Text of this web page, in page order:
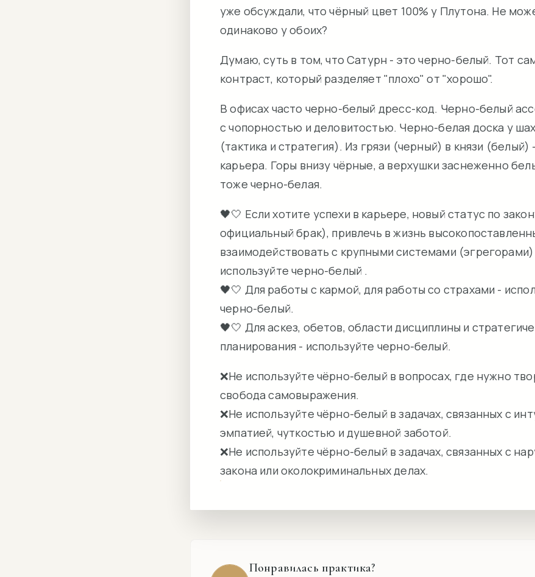
уже обсуждали, что чёрный цвет 100% у Плутона. Не
одинаково у обоих?
Думаю, суть в том, что Сатурн - это черно-белый. Тот
контраст, который разделяет "плохо" от "хорошо".
В офисах часто черно-белый дресс-код. Черно-белый
с чопорностью и деловитостью. Черно-белая доска у
(тактика и стратегия). Из грязи (черный) в князи (белый)
карьера. Горы внизу чёрные, а верхушки заснеженно
тоже черно-белая.
🖤🤍 Если хотите успехи в карьере, новый статус по
официальный брак), привлечь в жизнь
взаимодействовать с крупными системами
используйте черно-белый .
🖤🤍 Для работы с кармой, для работы со страхами -
черно-белый.
🖤🤍 Для аскез, обетов, области дисциплины и
планирования - используйте черно-белый.
❌️Не используйте чёрно-белый в вопросах, где нужно
свобода самовыражения.
❌️Не используйте чёрно-белый в задачах, связанных с
эмпатией, чуткостью и душевной заботой.
❌️Не используйте чёрно-белый в задачах, связанных с
закона или околокриминальных делах.
Понравилась практика?